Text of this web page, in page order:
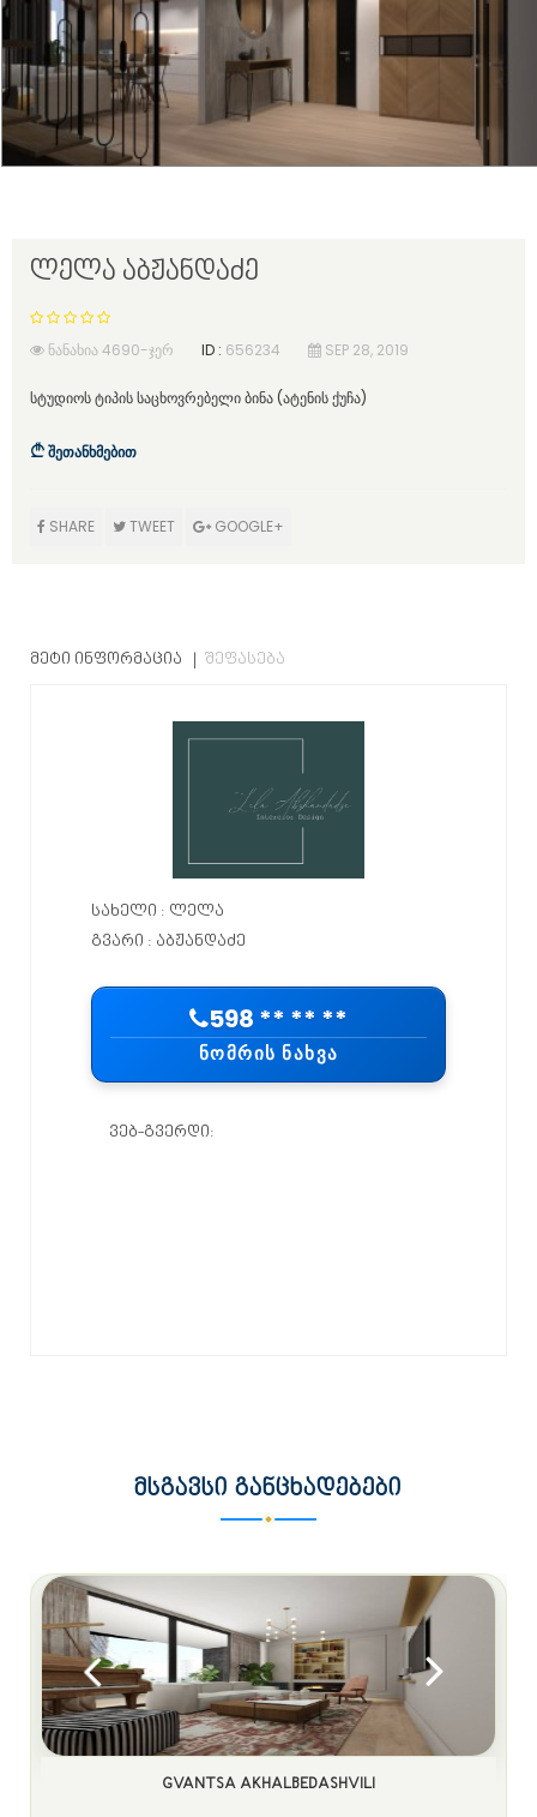
ლელა აბჟანდაძე
ᲜᲐᲜᲐᲮᲘᲐ 4690-ᲯᲔᲠ ID : 656234 SEP 28, 2019
სტუდიოს ტიპის საცხოვრებელი ბინა (ატენის ქუჩა)
შეთანხმებით
SHARE TWEET GOOGLE+
ᲛᲔᲢᲘ ᲘᲜᲤᲝᲠᲛᲐᲪᲘᲐ ᲨᲔᲤᲐᲡᲔᲑᲐ
სახელი : ლელა
გვარი : აბჟანდაძე
598 ** ** **
ᲜᲝᲛᲠᲘᲡ ᲜᲐᲮᲕᲐ
ვებ-გვერდი:
ᲛᲡᲒᲐᲕᲡᲘ ᲒᲐᲜᲪᲮᲐᲓᲔᲑᲔᲑᲘ
GVANTSA AKHALBEDASHVILI